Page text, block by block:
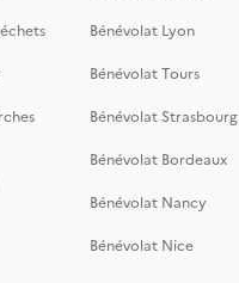
Bénévolat Lyon
Bénévolat Tours
Bénévolat Strasbourg
Bénévolat Bordeaux
Bénévolat Nancy
Bénévolat Nice